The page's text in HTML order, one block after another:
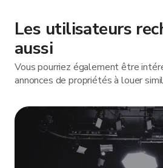
Les utilisateurs
aussi
Vous pourriez également être
annonces de propriétés à louer